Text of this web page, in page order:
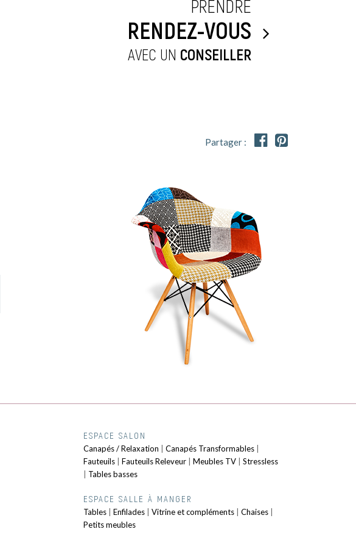
PRENDRE
RENDEZ-VOUS
AVEC UN CONSEILLER
Partager :  
ESPACE SALON
Canapés / Relaxation Canapés Transformables|
Fauteuils| Fauteuils Releveur| Meubles TV| Stressless
Tables basses
ESPACE SALLE À MANGER
Tables| Enfilades| Vitrine et compléments| Chaises|
Petits meubles